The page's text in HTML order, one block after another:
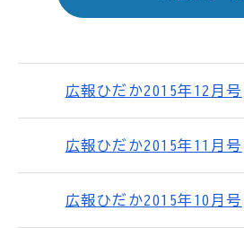
広報ひだか2015年12月号
広報ひだか2015年11月号
広報ひだか2015年10月号